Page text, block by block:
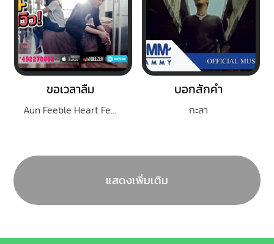
ขอเวลาลืม
Aun Feeble Heart Feat.Ouiai
บอกสักคำ
กะลา
แสดงเพิ่มเติม